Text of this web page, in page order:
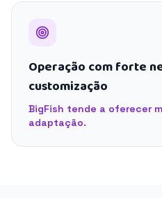
Operação com forte
customização
BigFish tende a oferecer
adaptação.